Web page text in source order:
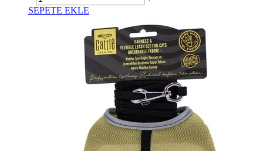
SEPETE EKLE